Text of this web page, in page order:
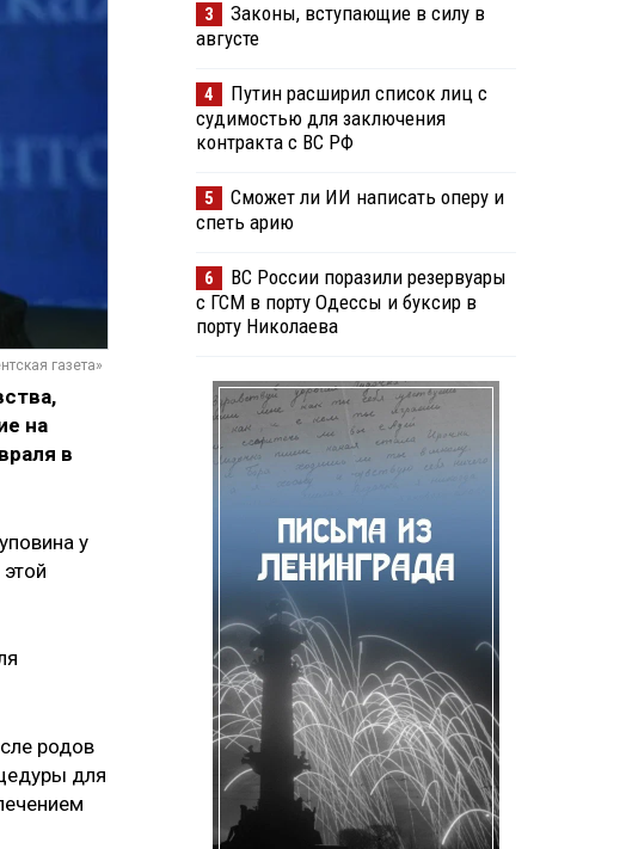
газета»
на
в
у
родов
для
3
Законы, вступающие в силу в
августе
4
Путин расширил список лиц с
судимостью для заключения
контракта с ВС РФ
5
Сможет ли ИИ написать оперу и
спеть арию
6
ВС России поразили резервуары
с ГСМ в порту Одессы и буксир в
порту Николаева